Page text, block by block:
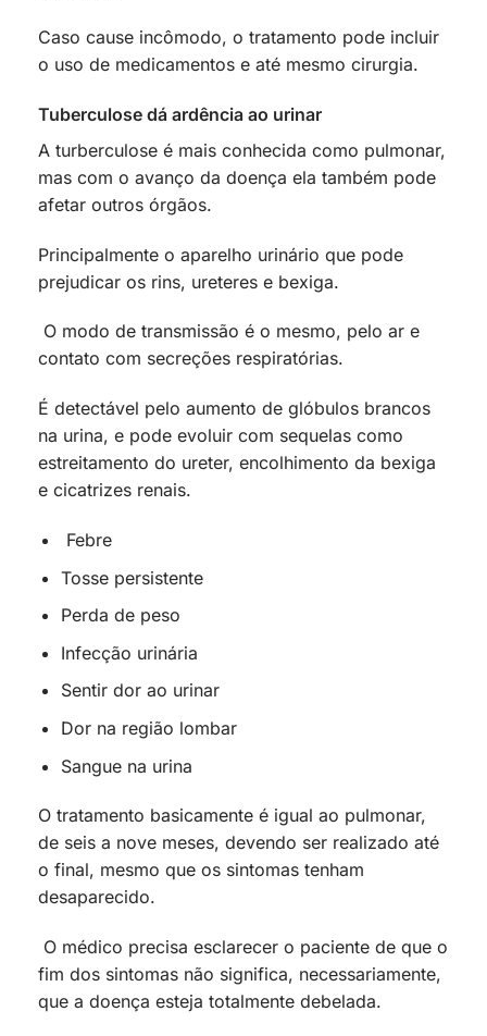
Caso cause incômodo, o tratamento pode incluir
o uso de medicamentos e até mesmo cirurgia.
Tuberculose dá ardência ao urinar
A turberculose é mais conhecida como pulmonar,
mas com o avanço da doença ela também pode
afetar outros órgãos.
Principalmente o aparelho urinário que pode
prejudicar os rins, ureteres e bexiga.
O modo de transmissão é o mesmo, pelo ar e
contato com secreções respiratórias.
É detectável pelo aumento de glóbulos brancos
na urina, e pode evoluir com sequelas como
estreitamento do ureter, encolhimento da bexiga
e cicatrizes renais.
Febre
Tosse persistente
Perda de peso
Infecção urinária
Sentir dor ao urinar
Dor na região lombar
Sangue na urina
O tratamento basicamente é igual ao pulmonar,
de seis a nove meses, devendo ser realizado até
o final, mesmo que os sintomas tenham
desaparecido.
O médico precisa esclarecer o paciente de que o
fim dos sintomas não significa, necessariamente,
que a doença esteja totalmente debelada.